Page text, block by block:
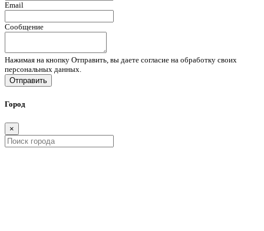
Email
Сообщение
Нажимая на кнопку Отправить, вы даете согласие на обработку своих
персональных данных.
Отправить
Город
×